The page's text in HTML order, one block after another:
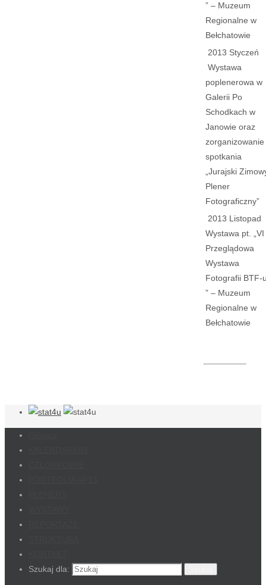
” – Muzeum
Regionalne w
Bełchatowie
2013 Styczeń
Wystawa
poplenerowa w
Galerii Po
Schodkach w
Janowie oraz
zorganizowanie
spotkania
„Jurajski
Plener
Fotograficzny”
2013 Listopad
Wystawa pt. „VI
Przeglądowa
Wystawa
Fotografii BTF-
” – Muzeum
Regionalne w
Bełchatowie
Szukaj dla: